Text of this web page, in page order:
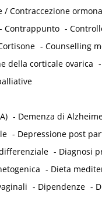
/ Contraccezione
- Contrappunto -
- Counselling
della corticale ovarica -
- Demenza di
- Depressione post
- Diagnosi
- Dieta
- Dipendenze -